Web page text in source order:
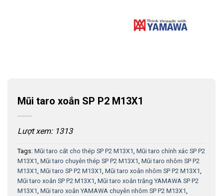
Mũi taro xoắn SP P2 M13X1
Lượt xem: 1313
Tags: Mũi taro cắt cho thép SP P2 M13X1, Mũi taro chính xác SP P2
M13X1, Mũi taro chuyên thép SP P2 M13X1, Mũi taro nhôm SP P2
M13X1, Mũi taro SP P2 M13X1, Mũi taro xoắn nhôm SP P2 M13X1,
Mũi taro xoắn SP P2 M13X1, Mũi taro xoắn trắng YAMAWA SP P2
M13X1, Mũi taro xoắn YAMAWA chuyên nhôm SP P2 M13X1,